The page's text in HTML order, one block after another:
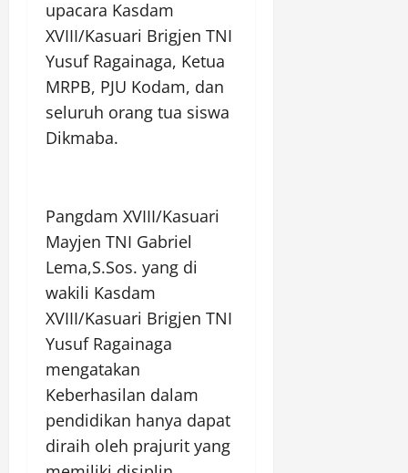
upacara Kasdam
XVIII/Kasuari Brigjen TNI
Yusuf Ragainaga, Ketua
MRPB, PJU Kodam, dan
seluruh orang tua siswa
Dikmaba.
Pangdam XVIII/Kasuari
Mayjen TNI Gabriel
Lema,S.Sos. yang di
wakili Kasdam
XVIII/Kasuari Brigjen TNI
Yusuf Ragainaga
mengatakan
Keberhasilan dalam
pendidikan hanya dapat
diraih oleh prajurit yang